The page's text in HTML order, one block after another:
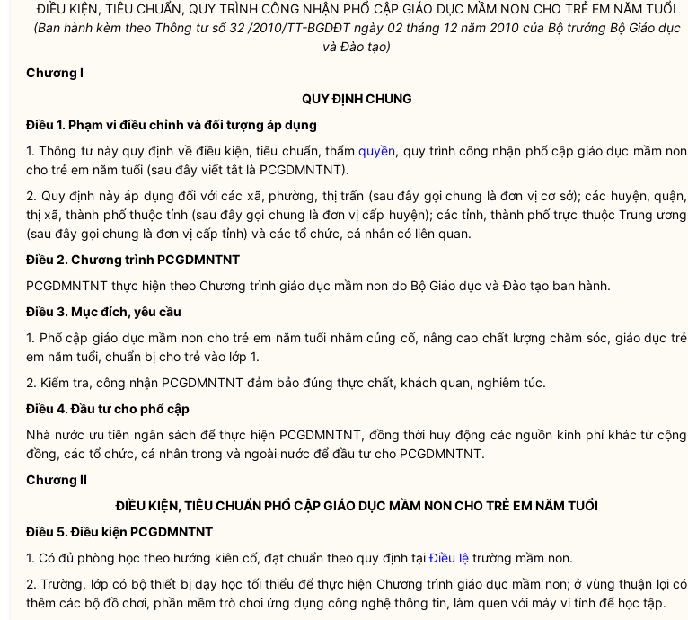
ĐIỀU KIỆN, TIÊU CHUẨN, QUY TRÌNH CÔNG NHẬN PHỔ CẬP GIÁO DỤC MẦM NON CHO TRẺ EM NĂM TUỔI
(Ban hành kèm theo Thông tư số 32 /2010/TT-BGDĐT ngày 02 tháng 12 năm 2010 của Bộ trưởng Bộ Giáo dục
và Đào tạo)
Chương I
QUY ĐỊNH CHUNG
Điều 1. Phạm vi điều chỉnh và đối tượng áp dụng
1. Thông tư này quy định về điều kiện, tiêu chuẩn, thẩmquyền, quy trình công nhận phổ cập giáo dục mầm non
cho trẻ em năm tuổi (sau đây viết tắt là PCGDMNTNT).
2. Quy định này áp dụng đối với các xã, phường, thị trấn (sau đây gọi chung là đơn vị cơ sở); các huyện, quận,
thị xã, thành phố thuộc tỉnh (sau đây gọi chung là đơn vị cấp huyện); các tỉnh, thành phố trực thuộc Trung ương
(sau đây gọi chung là đơn vị cấp tỉnh) và các tổ chức, cá nhân có liên quan.
Điều 2. Chương trình PCGDMNTNT
PCGDMNTNT thực hiện theo Chương trình giáo dục mầm non do Bộ Giáo dục và Đào tạo ban hành.
Điều 3. Mục đích, yêu cầu
1. Phổ cập giáo dục mầm non cho trẻ em năm tuổi nhằm củng cố, nâng cao chất lượng chăm sóc, giáo dục trẻ
em năm tuổi, chuẩn bị cho trẻ vào lớp 1.
2. Kiểm tra, công nhận PCGDMNTNT đảm bảo đúng thực chất, khách quan, nghiêm túc.
Điều 4. Đầu tư cho phổ cập
Nhà nước ưu tiên ngân sách để thực hiện PCGDMNTNT, đồng thời huy động các nguồn kinh phí khác từ cộng
đồng, các tổ chức, cá nhân trong và ngoài nước để đầu tư cho PCGDMNTNT.
Chương II
ĐIỀU KIỆN, TIÊU CHUẨN PHỔ CẬP GIÁO DỤC MẦM NON CHO TRẺ EM NĂM TUỔI
Điều 5. Điều kiện PCGDMNTNT
1. Có đủ phòng học theo hướng kiên cố, đạt chuẩn theo quy định tạiĐiều lệ trường mầm non.
2. Trường, lớp có bộ thiết bị dạy học tối thiểu để thực hiện Chương trình giáo dục mầm non; ở vùng thuận lợi có
thêm các bộ đồ chơi, phần mềm trò chơi ứng dụng công nghệ thông tin, làm quen với máy vi tính để học tập.